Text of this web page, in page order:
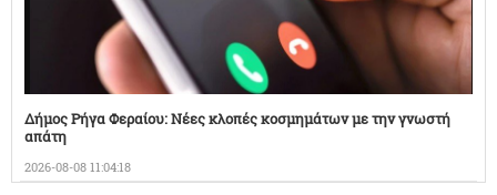
Δήμος Ρήγα Φεραίου: Νέες κλοπές κοσμημάτων με την γνωστή
απάτη
2026-08-08 11:04:18